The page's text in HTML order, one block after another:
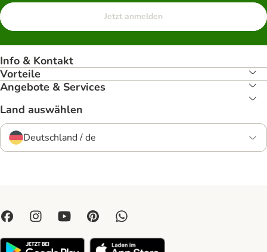
Jetzt anmelden
Info & Kontakt
Vorteile
Angebote & Services
Land auswählen
Deutschland / de